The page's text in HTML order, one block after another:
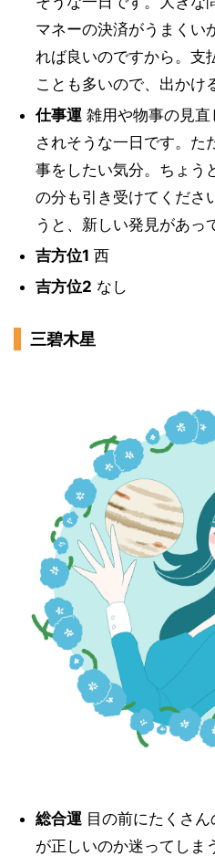
マネーの決済がうまくい
れば良いのですから。支
ことも多いので、出かけ
仕事運雑用や物事の見直
されそうな一日です。た
事をしたい気分。ちょう
の分も引き受けてくださ
うと、新しい発見があっ
吉方位1 西
吉方位2 なし
三碧木星
総合運目の前にたくさん
が正しいのか迷ってしま